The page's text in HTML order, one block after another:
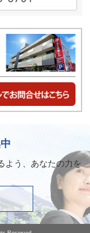
よう、あなたの力を